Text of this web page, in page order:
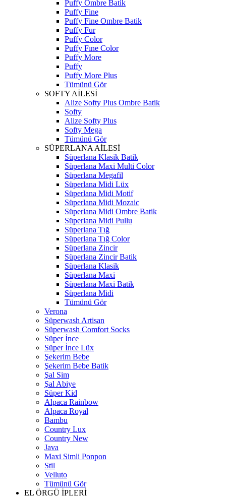
Puffy Ombre Batik
Puffy Fine
Puffy Fine Ombre Batik
Puffy Fur
Puffy Color
Puffy Fıne Color
Puffy More
Puffy
Puffy More Plus
Tümünü Gör
SOFTY AİLESİ
Alize Softy Plus Ombre Batik
Softy
Alize Softy Plus
Softy Mega
Tümünü Gör
SÜPERLANA AİLESİ
Süperlana Klasik Batik
Süperlana Maxi Multi Color
Süperlana Megafil
Süperlana Midi Lüx
Süperlana Midi Motif
Süperlana Midi Mozaic
Süperlana Midi Ombre Batik
Süperlana Midi Pullu
Süperlana Tığ
Süperlana Tığ Color
Süperlana Zincir
Süperlana Zincir Batik
Süperlana Klasik
Süperlana Maxi
Süperlana Maxi Batik
Süperlana Midi
Tümünü Gör
Verona
Süperwash Artisan
Süperwash Comfort Socks
Süper İnce
Süper İnce Lüx
Şekerim Bebe
Şekerim Bebe Batik
Şal Sim
Şal Abiye
Süper Kid
Alpaca Rainbow
Alpaca Royal
Bambu
Country Lux
Country New
Java
Maxi Simli Ponpon
Stil
Velluto
Tümünü Gör
EL ÖRGÜ İPLERİ